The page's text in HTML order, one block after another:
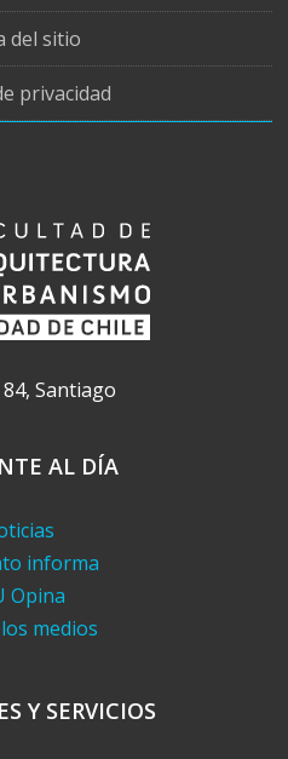
del sitio
privacidad
Santiago
AL DÍA
informa
Opina
medios
Y SERVICIOS